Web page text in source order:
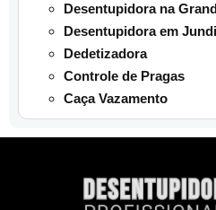
Desentupidora na
Desentupidora em
Dedetizadora
Controle de Pragas
Caça Vazamento